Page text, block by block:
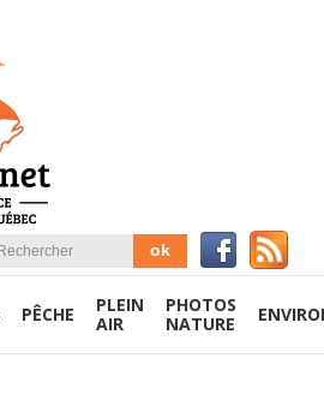
PÊCHE
PLEIN
AIR
PHOTOS
NATURE